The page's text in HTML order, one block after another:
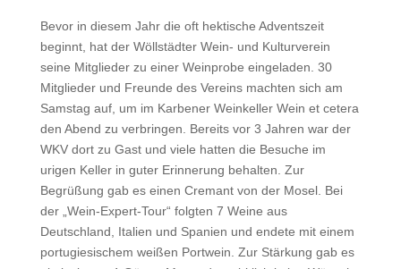
Bevor in diesem Jahr die oft hektische Adventszeit
beginnt, hat der Wöllstädter Wein- und Kulturverein
seine Mitglieder zu einer Weinprobe eingeladen. 30
Mitglieder und Freunde des Vereins machten sich am
Samstag auf, um im Karbener Weinkeller Wein et cetera
den Abend zu verbringen. Bereits vor 3 Jahren war der
WKV dort zu Gast und viele hatten die Besuche im
urigen Keller in guter Erinnerung behalten. Zur
Begrüßung gab es einen Cremant von der Mosel. Bei
der „Wein-Expert-Tour“ folgten 7 Weine aus
Deutschland, Italien und Spanien und endete mit einem
portugiesischem weißen Portwein. Zur Stärkung gab es